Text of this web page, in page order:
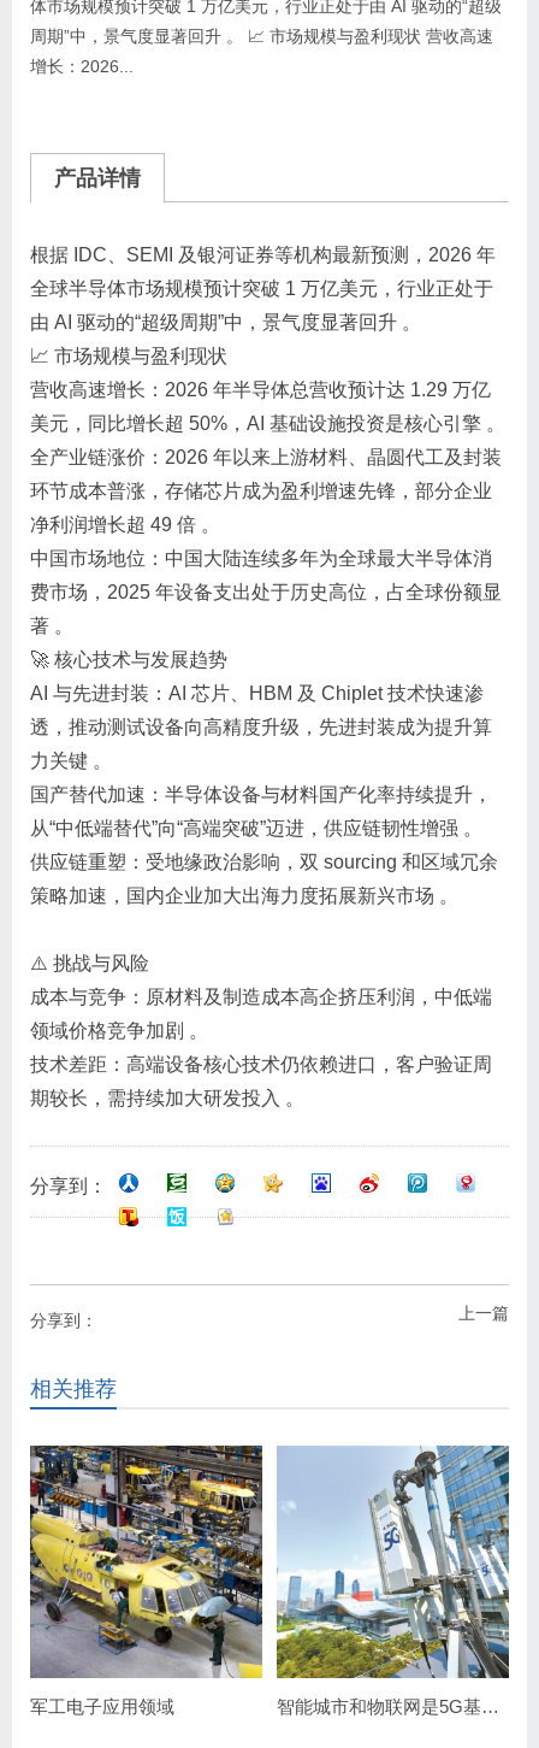
体市场规模预计突破 1 万亿美元‌，行业正处于由 AI 驱动的“超级
周期”中，景气度显著回升 。‌‌‌ 📈 市场规模与盈利现状 ‌营收高速
增长‌：2026...
产品详情
根据 IDC、SEMI 及银河证券等机构最新预测，‌2026 年
全球半导体市场规模预计突破 1 万亿美元‌，行业正处于
由 AI 驱动的“超级周期”中，景气度显著回升 。‌‌‌
📈 市场规模与盈利现状
‌营收高速增长‌：2026 年半导体总营收预计达 1.29 万亿
美元，同比增长超 50%，AI 基础设施投资是核心引擎 。
‌全产业链涨价‌：2026 年以来上游材料、晶圆代工及封装
环节成本普涨，存储芯片成为盈利增速先锋，部分企业
净利润增长超 49 倍 。
‌中国市场地位‌：中国大陆连续多年为全球最大半导体消
费市场，2025 年设备支出处于历史高位，占全球份额显
著 。‌‌‌
🚀 核心技术与发展趋势
‌AI 与先进封装‌：AI 芯片、HBM 及 Chiplet 技术快速渗
透，推动测试设备向高精度升级，先进封装成为提升算
力关键 。
‌国产替代加速‌：半导体设备与材料国产化率持续提升，
从“中低端替代”向“高端突破”迈进，供应链韧性增强 。
‌供应链重塑‌：受地缘政治影响，双 sourcing 和区域冗余
策略加速，国内企业加大出海力度拓展新兴市场 。‌‌‌
⚠️ 挑战与风险
‌成本与竞争‌：原材料及制造成本高企挤压利润，中低端
领域价格竞争加剧 。
‌技术差距‌：高端设备核心技术仍依赖进口，客户验证周
期较长，需持续加大研发投入 。‌‌‌
分享到：
上一篇
分享到：
相关推荐
军工电子应用领域 智能城市和物联网是5G基站市场的主要应用领域